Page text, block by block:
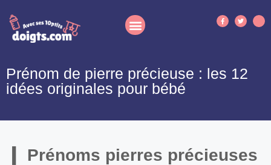
Prénom de pierre précieuse : les 12
idées originales pour bébé
Prénoms pierres précieuses